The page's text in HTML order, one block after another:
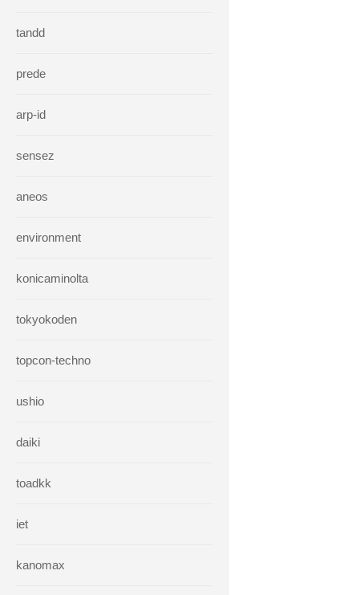
tandd
prede
arp-id
sensez
aneos
environment
konicaminolta
tokyokoden
topcon-techno
ushio
daiki
toadkk
iet
kanomax